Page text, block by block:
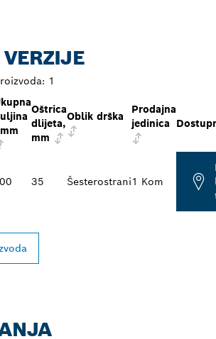
1
Oštrica
dlijeta,
mm
Oblik drška
Prodajna
jedinica
35 Šesterostrani1 Kom